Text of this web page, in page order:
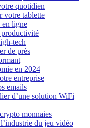
quotidien
votre tablette
en ligne
productivité
tech
de près
en 2024
entreprise
emails
d’une solution WiFi
monnaies
du jeu vidéo